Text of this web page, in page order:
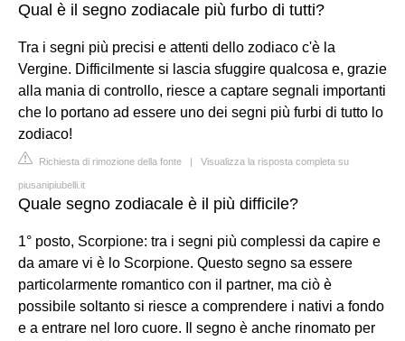
Qual è il segno zodiacale più furbo di tutti?
Tra i segni più precisi e attenti dello zodiaco c'è la
Vergine. Difficilmente si lascia sfuggire qualcosa e, grazie
alla mania di controllo, riesce a captare segnali importanti
che lo portano ad essere uno dei segni più furbi di tutto lo
zodiaco!
Richiesta di rimozione della fonte | Visualizza la risposta completa su
piusanipiubelli.it
Quale segno zodiacale è il più difficile?
1° posto, Scorpione: tra i segni più complessi da capire e
da amare vi è lo Scorpione. Questo segno sa essere
particolarmente romantico con il partner, ma ciò è
possibile soltanto si riesce a comprendere i nativi a fondo
e a entrare nel loro cuore. Il segno è anche rinomato per